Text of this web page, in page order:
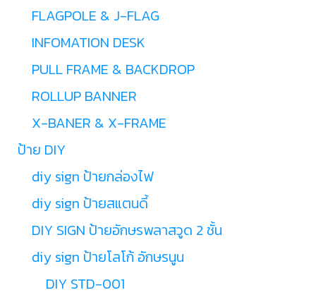
FLAGPOLE & J-FLAG
INFOMATION DESK
PULL FRAME & BACKDROP
ROLLUP BANNER
X-BANER & X-FRAME
ป้าย DIY
diy sign ป้ายกล่องไฟ
diy sign ป้ายสแตนดี้
DIY SIGN ป้ายอักษรพลาสวูด 2 ชั้น
diy sign ป้ายโลโก้ อักษรนูน
DIY STD-001